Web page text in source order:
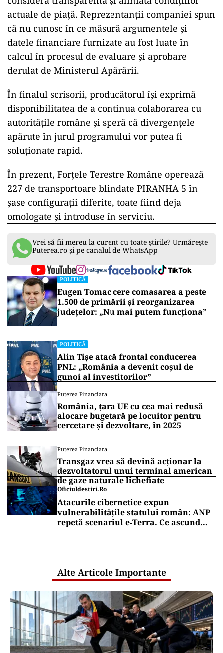
actuale de piață. Reprezentanții companiei spun
că nu cunosc în ce măsură argumentele și
datele financiare furnizate au fost luate în
calcul în procesul de evaluare și aprobare
derulat de Ministerul Apărării.
În finalul scrisorii, producătorul își exprimă
disponibilitatea de a continua colaborarea cu
autoritățile române și speră că divergențele
apărute în jurul programului vor putea fi
soluționate rapid.
În prezent, Forțele Terestre Române operează
227 de transportoare blindate PIRANHA 5 în
șase configurații diferite, toate fiind deja
omologate și introduse în serviciu.
Vrei să fii mereu la curent cu toate știrile? Urmărește
Puterea.ro și pe canalul de WhatsApp
POLITICĂ
Eugen Tomac cere comasarea a peste
1.500 de primării și reorganizarea
județelor: „Nu mai putem funcționa”
POLITICĂ
Alin Tișe atacă frontal conducerea
PNL: „România a devenit coșul de
gunoi al investitorilor”
Puterea Financiara
România, țara UE cu cea mai redusă
alocare bugetară pe locuitor pentru
cercetare și dezvoltare, în 2025
Puterea Financiara
Transgaz vrea să devină acționar la
dezvoltatorul unui terminal american
de gaze naturale lichefiate
Oficiuldestiri.ro
Atacurile cibernetice expun
vulnerabilitățile statului român: ANP
repetă scenariul e‑Terra. Ce ascund
Alte Articole Importante